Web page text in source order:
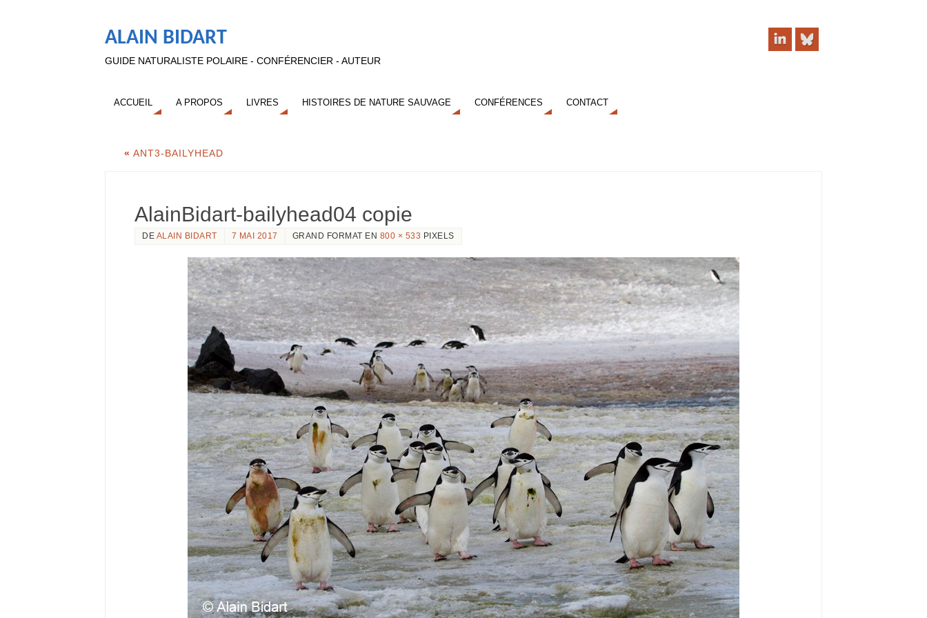
ALAIN BIDART
GUIDE NATURALISTE POLAIRE - CONFÉRENCIER - AUTEUR
ACCUEIL A PROPOS LIVRES HISTOIRES DE NATURE SAUVAGE CONFÉRENCES CONTACT
« ANT3-BAILYHEAD
AlainBidart-bailyhead04 copie
DE ALAIN BIDART 7 MAI 2017 GRAND FORMAT EN 800 × 533 PIXELS